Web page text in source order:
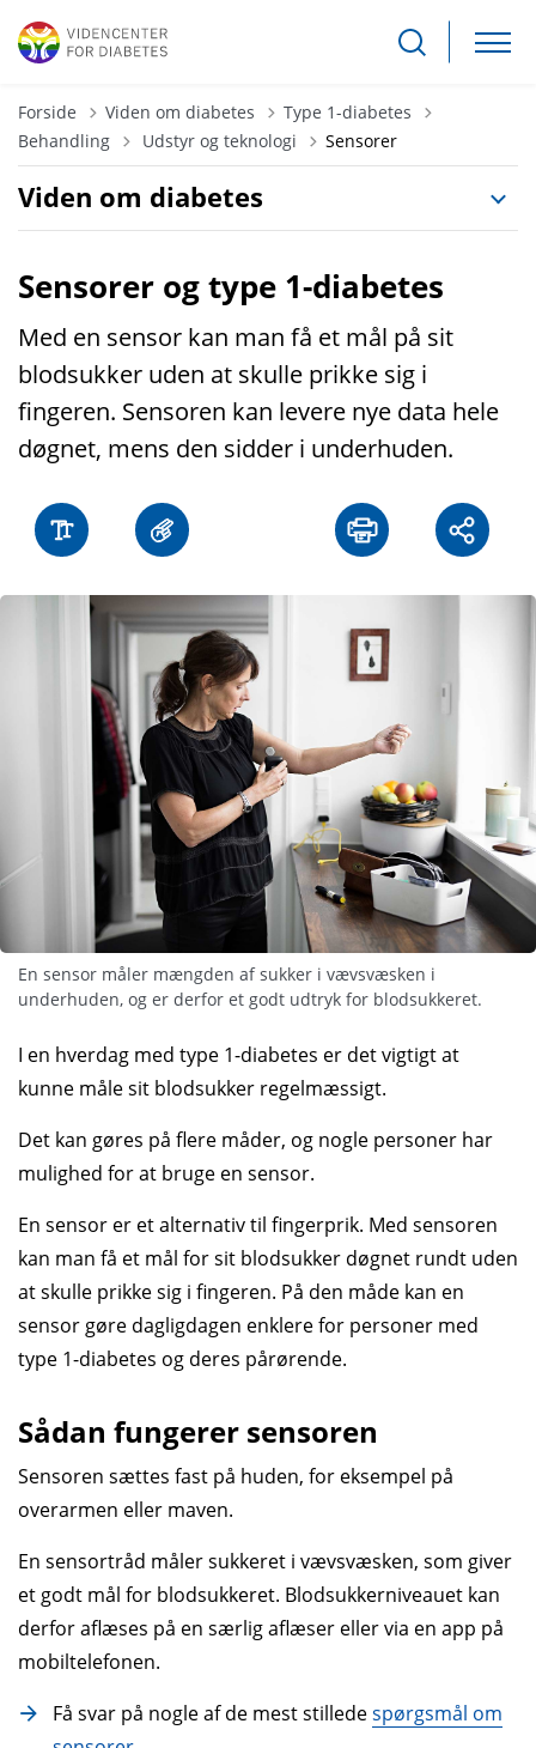
Forside Viden om diabetes
Type 1-diabetes
Behandling
Tilbage til
Udstyr og teknologi Sensorer
Viden om diabetes
Sensorer og type 1-diabetes
Med en sensor kan man få et mål på sit
blodsukker uden at skulle prikke sig i
fingeren. Sensoren kan levere nye data hele
døgnet, mens den sidder i underhuden.
En sensor måler mængden af sukker i vævsvæsken i
underhuden, og er derfor et godt udtryk for blodsukkeret.
I en hverdag med type 1-diabetes er det vigtigt at
kunne måle sit blodsukker regelmæssigt.
Det kan gøres på flere måder, og nogle personer har
mulighed for at bruge en sensor.
En sensor er et alternativ til fingerprik. Med sensoren
kan man få et mål for sit blodsukker døgnet rundt uden
at skulle prikke sig i fingeren. På den måde kan en
sensor gøre dagligdagen enklere for personer med
type 1-diabetes og deres pårørende.
Sådan fungerer sensoren
Sensoren sættes fast på huden, for eksempel på
overarmen eller maven.
En sensortråd måler sukkeret i vævsvæsken, som giver
et godt mål for blodsukkeret. Blodsukkerniveauet kan
derfor aflæses på en særlig aflæser eller via en app på
mobiltelefonen.
Få svar på nogle af de mest stilledespørgsmål om